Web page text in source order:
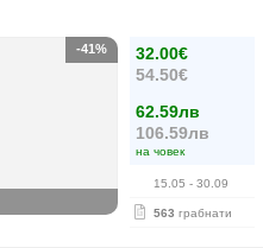
32.00€
54.50€
62.59лв
106.59лв
на човек
15.05 - 30.09
563 грабнати
-41%